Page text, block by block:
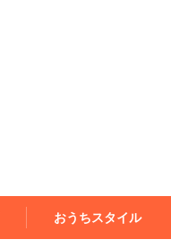
おうちスタイル